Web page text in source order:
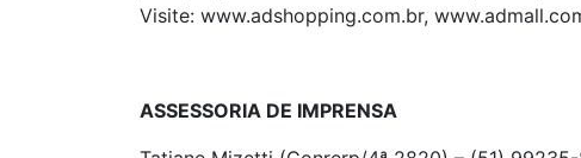
Visite: www.adshopping.com.br,
ASSESSORIA DE IMPRENSA